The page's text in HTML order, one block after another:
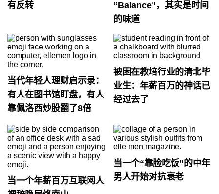
有反转
“Balance”，其实是时间
的味道
当代年轻人理财启示录：
有人在图书馆盯盘，有人
靠佩洛西炒股翻了8倍
被困在教培行业的清北毕
业生：年薪百万的神话已
经过去了
当一个年薪百万互联网人
当一个“靠脸吃饭”的中年
男人开始对抗衰老